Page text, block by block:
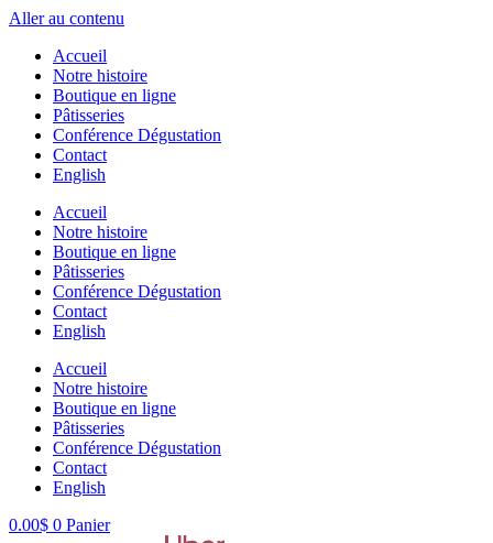
Aller au contenu
Accueil
Notre histoire
Boutique en ligne
Pâtisseries
Conférence Dégustation
Contact
English
Accueil
Notre histoire
Boutique en ligne
Pâtisseries
Conférence Dégustation
Contact
English
Accueil
Notre histoire
Boutique en ligne
Pâtisseries
Conférence Dégustation
Contact
English
0.00$ 0 Panier